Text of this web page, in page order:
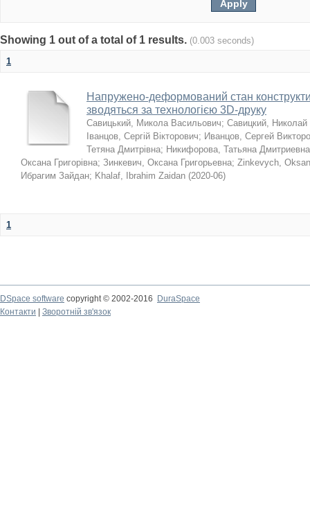
Showing 1 out of a total of 1 results. (0.003 seconds)
1
Напружено-деформований стан
зводяться за технологією 3D-друку
Савицький, Микола Васильович; Савицкий,
Іванцов, Сергій Вікторович; Иванцов, Сергей
Тетяна Дмитрівна; Никифорова, Татьяна Дмитриевна
Оксана Григорівна; Зинкевич, Оксана Григорьевна; Zinkevych,
Ибрагим Зайдан; Khalaf, Ibrahim Zaidan (2020-06)
1
DSpace software copyright © 2002-2016
DuraSpace
Контакти
Зворотній зв'язок